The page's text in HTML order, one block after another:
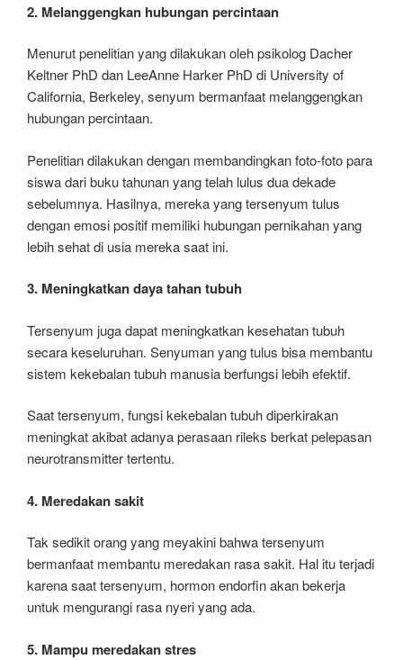
2. Melanggengkan hubungan percintaan
Menurut penelitian yang dilakukan oleh psikolog Dacher
Keltner PhD dan LeeAnne Harker PhD di University of
California, Berkeley, senyum bermanfaat melanggengkan
hubungan percintaan.
Penelitian dilakukan dengan membandingkan foto-foto para
siswa dari buku tahunan yang telah lulus dua dekade
sebelumnya. Hasilnya, mereka yang tersenyum tulus
dengan emosi positif memiliki hubungan pernikahan yang
lebih sehat di usia mereka saat ini.
3. Meningkatkan daya tahan tubuh
Tersenyum juga dapat meningkatkan kesehatan tubuh
secara keseluruhan. Senyuman yang tulus bisa membantu
sistem kekebalan tubuh manusia berfungsi lebih efektif.
Saat tersenyum, fungsi kekebalan tubuh diperkirakan
meningkat akibat adanya perasaan rileks berkat pelepasan
neurotransmitter tertentu.
4. Meredakan sakit
Tak sedikit orang yang meyakini bahwa tersenyum
bermanfaat membantu meredakan rasa sakit. Hal itu terjadi
karena saat tersenyum, hormon endorfin akan bekerja
untuk mengurangi rasa nyeri yang ada.
5. Mampu meredakan stres